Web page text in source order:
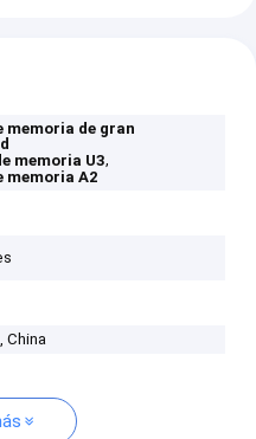
memoria de gran
memoria U3,
memoria A2
China